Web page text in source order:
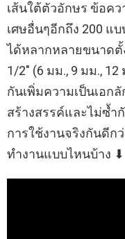
เส้นใต้ตัวอักษร ข้อค
เศษอื่นๆอีกถึง 200 แ
ได้หลากหลายขนาดตั้
1/2″ (6 มม., 9 มม.,
กันเพิ่มความเป็นเอ
สร้างสรรค์และไม่ซ้ำ
การใช้งานจริงกันดีก
ทำงานแบบไหนบ้าง ⬇︎